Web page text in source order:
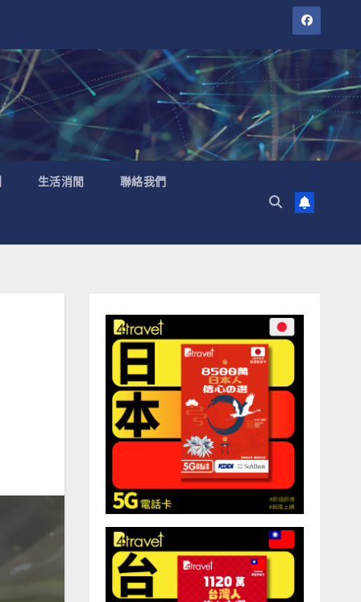
生活消閒 聯絡我們